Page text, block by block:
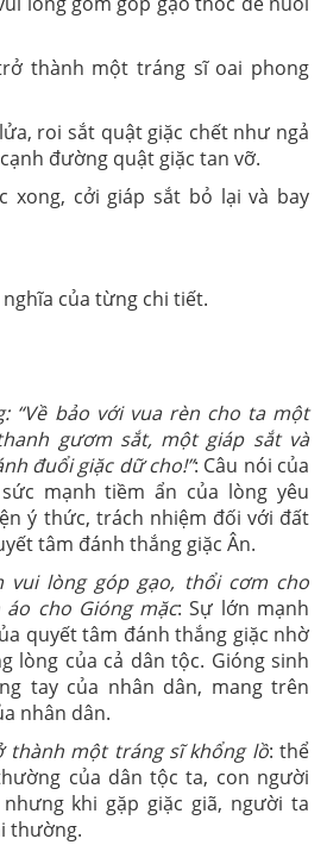
thành một tráng sĩ oai phong
roi sắt quật giặc chết như ngả
đường quật giặc tan vỡ.
xong, cởi giáp sắt bỏ lại và bay
của từng chi tiết.
“Về bảo với vua rèn cho ta một
gươm sắt, một giáp sắt và
đuổi giặc dữ cho!”: Câu nói của
mạnh tiềm ẩn của lòng yêu
ý thức, trách nhiệm đối với đất
tâm đánh thắng giặc Ân.
vui lòng góp gạo, thổi cơm cho
cho Gióng mặc: Sự lớn mạnh
quyết tâm đánh thắng giặc nhờ
lòng của cả dân tộc. Gióng sinh
tay của nhân dân, mang trên
nhân dân.
thành một tráng sĩ khổng lồ: thể
của dân tộc ta, con người
khi gặp giặc giã, người ta
thường.